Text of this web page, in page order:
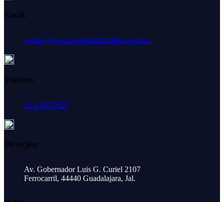
Email:
ventas@refaccionesindustriales.com.mx
Teléfono:
33 4363 7623
Dirección:
Av. Gobernador Luis G. Curiel 2107
Ferrocarril, 44440 Guadalajara, Jal.